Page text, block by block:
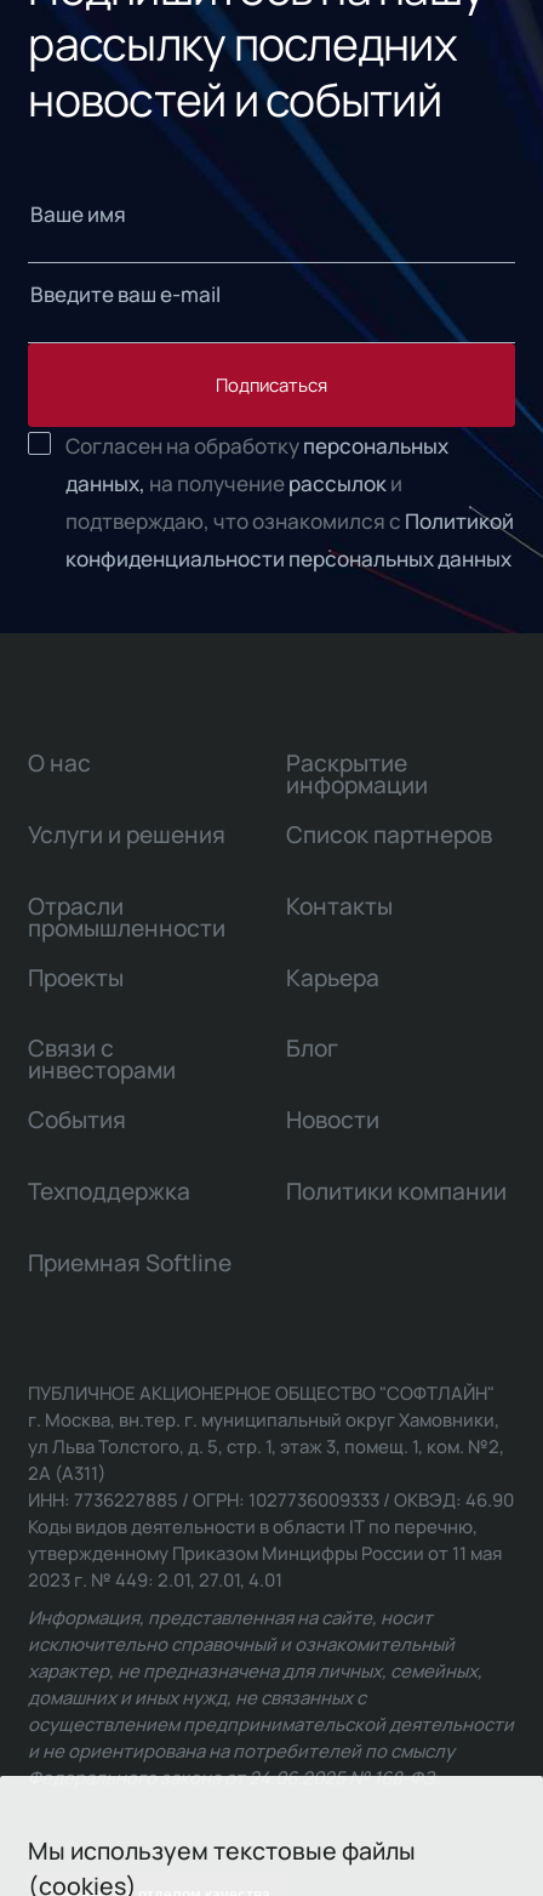
рассылку последних
новостей и событий
Подписаться
Согласен на обработкуперсональных
данных, на получениерассылоки
подтверждаю, что ознакомился с Политикой
конфиденциальности персональных данных
Мы используем текстовые файлы
(cookies)
О нас
Услуги и решения
Отрасли
промышленности
Проекты
Связи с
инвесторами
Раскрытие
информации
Список партнеров
Контакты
Карьера
Блог
События Новости
Техподдержка Политики компании
Приемная Softline
ПУБЛИЧНОЕ АКЦИОНЕРНОЕ ОБЩЕСТВО "СОФТЛАЙН"
г. Москва, вн.тер. г. муниципальный округ Хамовники,
ул Льва Толстого, д. 5, стр. 1, этаж 3, помещ. 1, ком. №2,
2А (А311)
ИНН: 7736227885 / ОГРН: 1027736009333 / ОКВЭД: 46.90
Коды видов деятельности в области IT по перечню,
утвержденному Приказом Минцифры России от 11 мая
2023 г. № 449: 2.01, 27.01, 4.01
Информация, представленная на сайте, носит
исключительно справочный и ознакомительный
характер, не предназначена для личных, семейных,
домашних и иных нужд, не связанных с
осуществлением предпринимательской деятельности
и не ориентирована на потребителей по смыслу
Федерального закона от 24.06.2025 № 168-ФЗ.